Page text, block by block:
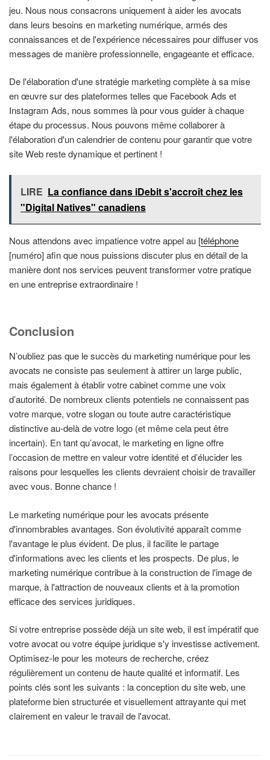
jeu. Nous nous consacrons uniquement à aider les avocats
dans leurs besoins en marketing numérique, armés des
connaissances et de l'expérience nécessaires pour diffuser vos
messages de manière professionnelle, engageante et efficace.
De l'élaboration d'une stratégie marketing complète à sa mise
en œuvre sur des plateformes telles que Facebook Ads et
Instagram Ads, nous sommes là pour vous guider à chaque
étape du processus. Nous pouvons même collaborer à
l'élaboration d'un calendrier de contenu pour garantir que votre
site Web reste dynamique et pertinent !
LIRE La confiance dans iDebit s'accroît chez les
"Digital Natives" canadiens
Nous attendons avec impatience votre appel au [téléphone
[numéro] afin que nous puissions discuter plus en détail de la
manière dont nos services peuvent transformer votre pratique
en une entreprise extraordinaire !
Conclusion
N’oubliez pas que le succès du marketing numérique pour les
avocats ne consiste pas seulement à attirer un large public,
mais également à établir votre cabinet comme une voix
d’autorité. De nombreux clients potentiels ne connaissent pas
votre marque, votre slogan ou toute autre caractéristique
distinctive au-delà de votre logo (et même cela peut être
incertain). En tant qu’avocat, le marketing en ligne offre
l’occasion de mettre en valeur votre identité et d’élucider les
raisons pour lesquelles les clients devraient choisir de travailler
avec vous. Bonne chance !
Le marketing numérique pour les avocats présente
d'innombrables avantages. Son évolutivité apparaît comme
l'avantage le plus évident. De plus, il facilite le partage
d'informations avec les clients et les prospects. De plus, le
marketing numérique contribue à la construction de l'image de
marque, à l'attraction de nouveaux clients et à la promotion
efficace des services juridiques.
Si votre entreprise possède déjà un site web, il est impératif que
votre avocat ou votre équipe juridique s'y investisse activement.
Optimisez-le pour les moteurs de recherche, créez
régulièrement un contenu de haute qualité et informatif. Les
points clés sont les suivants : la conception du site web, une
plateforme bien structurée et visuellement attrayante qui met
clairement en valeur le travail de l'avocat.